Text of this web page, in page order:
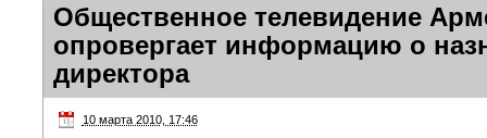
Общественное телевидение
опровергает информацию о
директора
10 марта 2010, 17:46